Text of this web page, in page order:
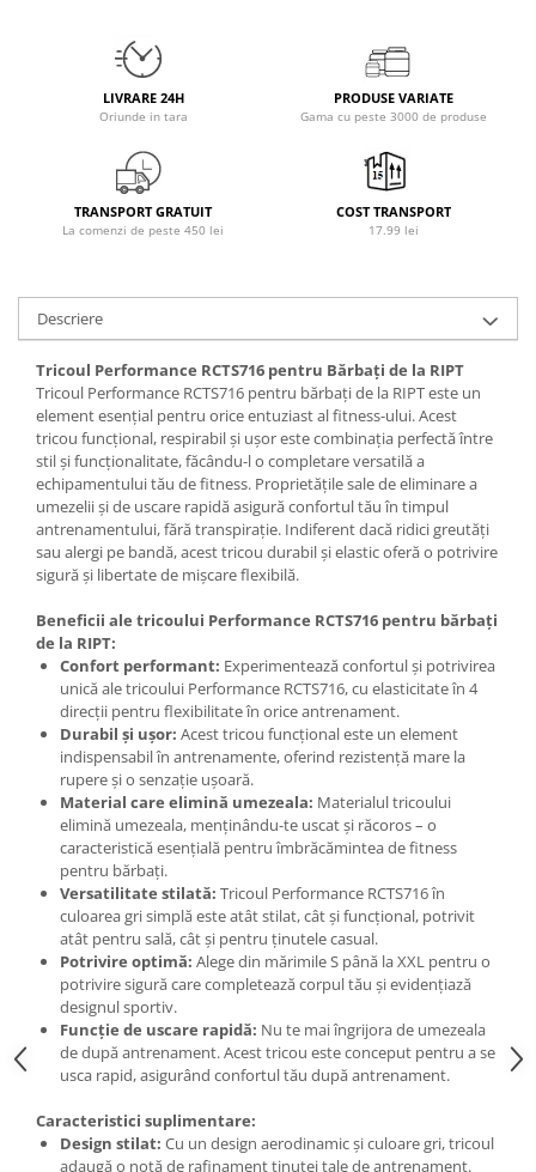
PerfectShaker
Power System
Puritan`s Pride
Raw Nutrition
Revoflex
Rich Piana 5% Nutrition
RIPT
Scitec
Scivation
Skill Nutrition
Smart Shake
Swanson
Under Armour
Universal
Vitargo
Weider
Zenana
LIVRARE 24H
Oriunde in tara
PRODUSE VARIATE
Gama cu peste 3000 de produse
TRANSPORT GRATUIT
La comenzi de peste 450 lei
COST TRANSPORT
17.99 lei
Descriere
Tricoul Performance RCTS716 pentru Bărbați de la RIPT
Tricoul Performance RCTS716 pentru bărbați de la RIPT este un
element esențial pentru orice entuziast al fitness-ului. Acest
tricou funcțional, respirabil și ușor este combinația perfectă între
stil și funcționalitate, făcându-l o completare versatilă a
echipamentului tău de fitness. Proprietățile sale de eliminare a
umezelii și de uscare rapidă asigură confortul tău în timpul
antrenamentului, fără transpirație. Indiferent dacă ridici greutăți
sau alergi pe bandă, acest tricou durabil și elastic oferă o potrivire
sigură și libertate de mișcare flexibilă.
Beneficii ale tricoului Performance RCTS716 pentru bărbați
de la RIPT:
Confort performant: Experimentează confortul și potrivirea
unică ale tricoului Performance RCTS716, cu elasticitate în 4
direcții pentru flexibilitate în orice antrenament.
Durabil și ușor: Acest tricou funcțional este un element
indispensabil în antrenamente, oferind rezistență mare la
rupere și o senzație ușoară.
Material care elimină umezeala: Materialul tricoului
elimină umezeala, menținându-te uscat și răcoros – o
caracteristică esențială pentru îmbrăcămintea de fitness
pentru bărbați.
Versatilitate stilată: Tricoul Performance RCTS716 în
culoarea gri simplă este atât stilat, cât și funcțional, potrivit
atât pentru sală, cât și pentru ținutele casual.
Potrivire optimă: Alege din mărimile S până la XXL pentru o
potrivire sigură care completează corpul tău și evidențiază
designul sportiv.
Funcție de uscare rapidă: Nu te mai îngrijora de umezeala
de după antrenament. Acest tricou este conceput pentru a se
usca rapid, asigurând confortul tău după antrenament.
Caracteristici suplimentare:
Design stilat: Cu un design aerodinamic și culoare gri, tricoul
adaugă o notă de rafinament ținutei tale de antrenament.